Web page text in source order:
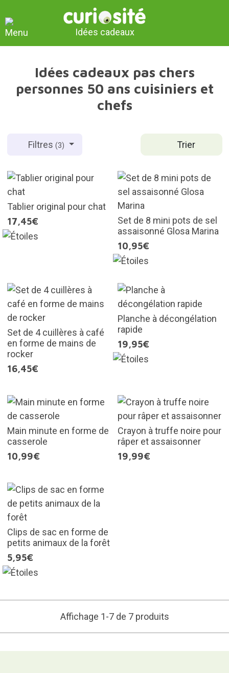
Idées cadeaux
Idées cadeaux pas chers
personnes 50 ans cuisiniers et
chefs
Trier
Filtres(3)
Tablier original pour chat
17,45€
Set de 8 mini pots de sel
assaisonné Glosa Marina
10,95€
Set de 4 cuillères à café
en forme de mains de
rocker
16,45€
Planche à décongélation
rapide
19,95€
Main minute en forme de
casserole
10,99€
Crayon à truffe noire pour
râper et assaisonner
19,99€
Clips de sac en forme de
petits animaux de la forêt
5,95€
Affichage 1-7 de 7 produits